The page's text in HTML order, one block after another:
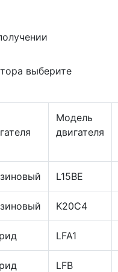
выберите
Модель
двигателя
L15BE
K20C4
LFA1
LFB